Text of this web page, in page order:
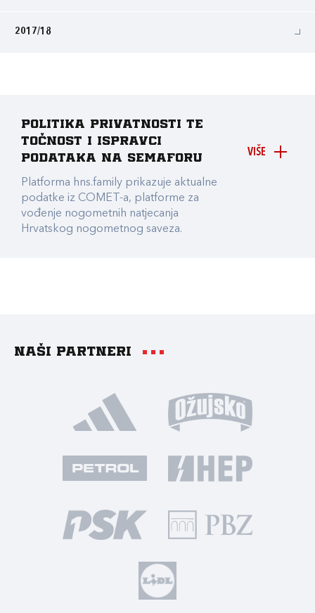
2017/18
VIŠE
Politika privatnosti te
točnost i ispravci
podataka na Semaforu
Platforma hns.family prikazuje aktualne
podatke iz COMET-a, platforme za
vođenje nogometnih natjecanja
Hrvatskog nogometnog saveza.
Naši partneri